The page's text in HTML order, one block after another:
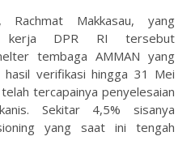
Rachmat Makkasau, yang
kerja DPR RI tersebut
tembaga AMMAN yang
verifikasi hingga 31 Mei
tercapainya penyelesaian
Sekitar 4,5% sisanya
yang saat ini tengah